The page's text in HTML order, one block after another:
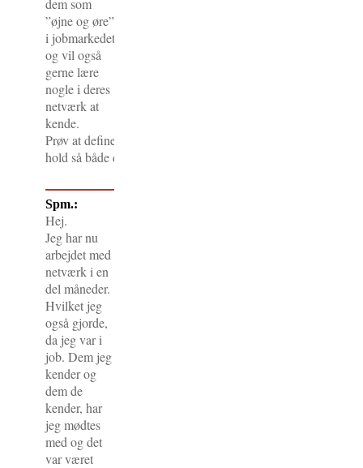
”øjne og øre”
i jobmarkedet
og vil også
gerne lære
nogle i deres
netværk at
kende.
Prøv at definere denne dagsorden, hver gang du starter et
hold så både dig selv og dem fast på, at det ikke må blive
Spm.:
Hej.
Jeg har nu
arbejdet med
netværk i en
del måneder.
Hvilket jeg
også gjorde,
da jeg var i
job. Dem jeg
kender og
dem de
kender, har
jeg mødtes
med og det
var været